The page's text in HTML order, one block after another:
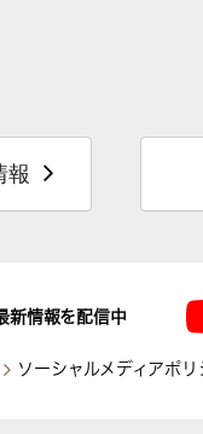
報
新情報を配信中
ソーシャルメディアポリ